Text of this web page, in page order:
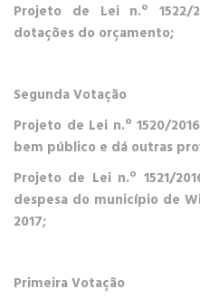
Projeto de Lei n.º 1522/
dotações do orçamento;
Segunda Votação
Projeto de Lei n.º 1520/
bem público e dá outras
Projeto de Lei n.º 1521/
despesa do município de
2017;
Primeira Votação